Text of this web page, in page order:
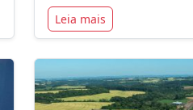
Leia mais